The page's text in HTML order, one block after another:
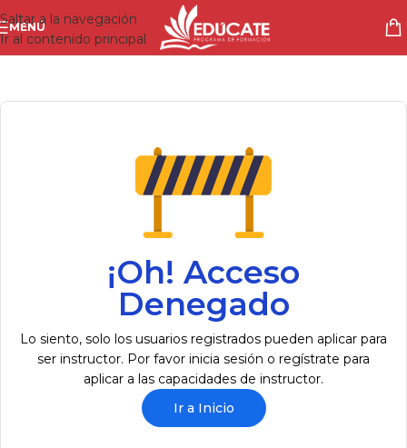
Saltar a la navegación
Ir al contenido principal
MENÚ
¡Oh! Acceso
Denegado
Lo siento, solo los usuarios registrados pueden aplicar para
ser instructor. Por favor inicia sesión o regístrate para
aplicar a las capacidades de instructor.
Ir a Inicio